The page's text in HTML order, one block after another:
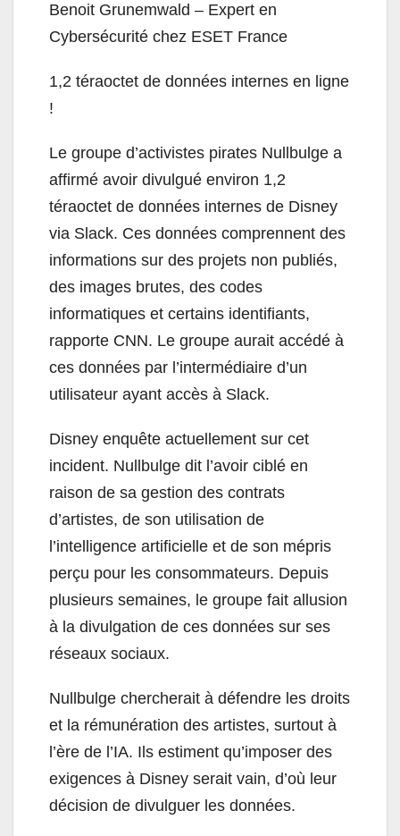
Benoit Grunemwald – Expert en
Cybersécurité chez ESET France
1,2 téraoctet de données internes en ligne
!
Le groupe d’activistes pirates Nullbulge a
affirmé avoir divulgué environ 1,2
téraoctet de données internes de Disney
via Slack. Ces données comprennent des
informations sur des projets non publiés,
des images brutes, des codes
informatiques et certains identifiants,
rapporte CNN. Le groupe aurait accédé à
ces données par l’intermédiaire d’un
utilisateur ayant accès à Slack.
Disney enquête actuellement sur cet
incident. Nullbulge dit l’avoir ciblé en
raison de sa gestion des contrats
d’artistes, de son utilisation de
l’intelligence artificielle et de son mépris
perçu pour les consommateurs. Depuis
plusieurs semaines, le groupe fait allusion
à la divulgation de ces données sur ses
réseaux sociaux.
Nullbulge chercherait à défendre les droits
et la rémunération des artistes, surtout à
l’ère de l’IA. Ils estiment qu’imposer des
exigences à Disney serait vain, d’où leur
décision de divulguer les données.